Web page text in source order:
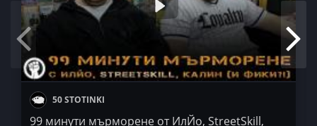
50 STOTINKI
99 минути мърморене от ИлЙо, StreetSkill,